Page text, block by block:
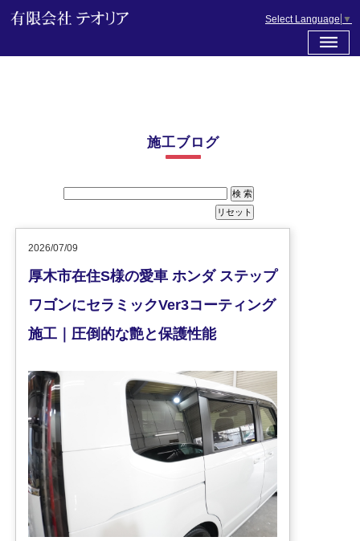
Select Language ▼
施工ブログ
2026/07/09
厚木市在住S様の愛車 ホンダ ステップ
ワゴンにセラミックVer3コーティング
施工｜圧倒的な艶と保護性能